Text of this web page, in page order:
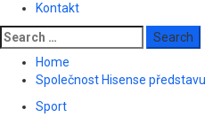
Kontakt
Search
for:
Home
Společnost Hisense
Sport